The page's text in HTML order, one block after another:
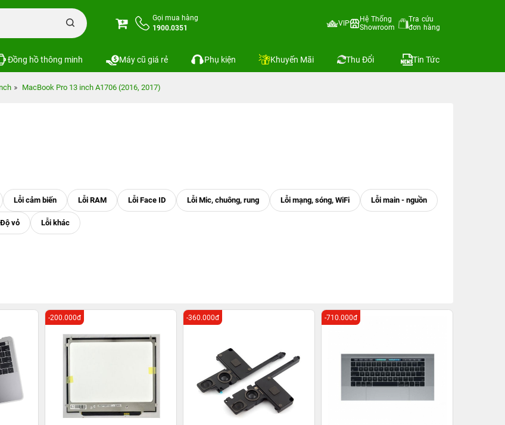
Gọi mua hàng
1900.0351
VIP
Hệ Thống
Showroom
Tra cứu
đơn hàng
Đồng hồ thông minh Máy cũ giá rẻ Phụ kiện Khuyến Mãi Thu Đổi Tin Tức
MacBook Pro 13 inch A1706 (2016, 2017)
-200.000đ -360.000đ -710.000đ